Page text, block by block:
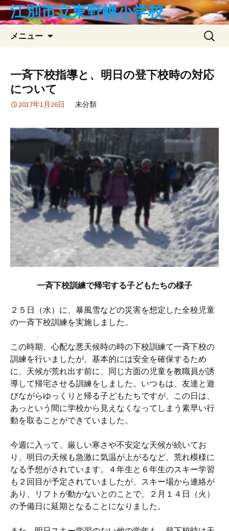
コ
ン 江別市立東野幌小学校
メニュー
検
索:
一斉下校指導と、明日の登下校時の対応
について
2017年1月26日 未分類
一斉下校訓練で帰宅する子どもたちの様子
２５日（水）に、暴風雪などの災害を想定した全校児童
の一斉下校訓練を実施しました。
この時期、心配な悪天候時の時の下校訓練て一斉下校の
訓練を行いましたが、基本的には安全を確保するため
に、天候が荒れ出す前に、同じ方面の児童を教職員が誘
導して帰宅させる訓練をしました。いつもは、友達と遊
びながらゆっくりと帰る子どもたちですが、この日は、
あっという間に学校から見えなくなってしまう素早い行
動を取ることができていました。
今週に入って、厳しい寒さや不安定な天候が続いてお
り、明日の天候も急激に気温が上がるなど、荒れ模様に
なる予想がされています。４年生と６年生のスキー学習
も２回目が予定されていましたが、スキー場から連絡が
あり、リフトが動かないとのことで、２月１４日（火）
の予備日に延期となることになりました。